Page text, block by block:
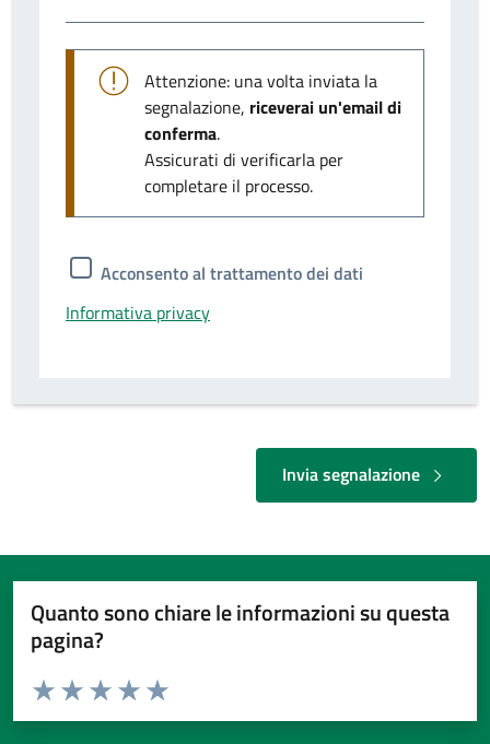
Attenzione: una volta inviata la
segnalazione, riceverai un'email di
conferma.
Assicurati di verificarla per
completare il processo.
Acconsento al trattamento dei dati
Informativa privacy
Invia segnalazione
Quanto sono chiare le informazioni su questa
pagina?
Valuta da 1 a 5 stelle la pagina
Valuta 5 stelle su 5
Valuta 4 stelle su 5
Valuta 3 stelle su 5
Valuta 2 stelle su 5
Valuta 1 stelle su 5